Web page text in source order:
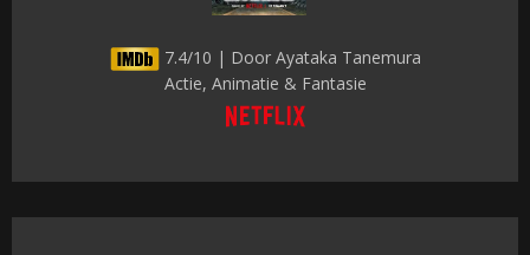
7.4/10 | Door Ayataka Tanemura
Actie, Animatie & Fantasie